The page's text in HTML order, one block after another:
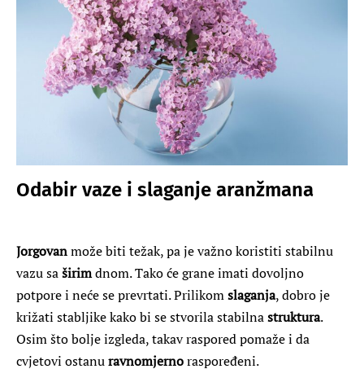
Odabir vaze i slaganje aranžmana
Jorgovanmože biti težak, pa je važno koristiti stabilnu
vazu saširimdnom. Tako će grane imati dovoljno
potpore i neće se prevrtati. Prilikomslaganja, dobro je
križati stabljike kako bi se stvorila stabilnastruktura.
Osim što bolje izgleda, takav raspored pomaže i da
cvjetovi ostanuravnomjernoraspoređeni.